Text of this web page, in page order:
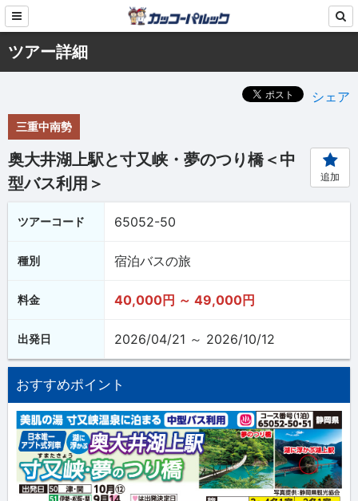
ツアー詳細
シェア
三重中南勢
奥大井湖上駅と寸又峡・夢のつり橋＜中
型バス利用＞
追加
ツアーコード 65052-50
種別 宿泊バスの旅
料金 40,000円 ～ 49,000円
出発日 2026/04/21 ～ 2026/10/12
おすすめポイント